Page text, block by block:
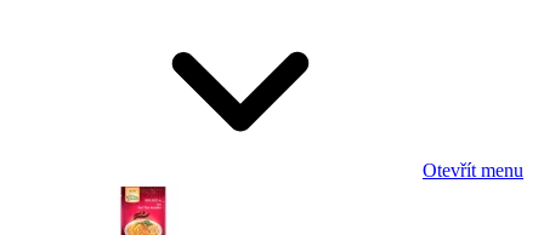
Otevřít menu